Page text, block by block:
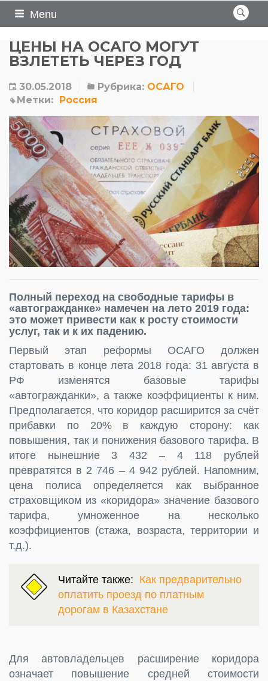
Menu
ЦЕНЫ НА ОСАГО МОГУТ
ВЗЛЕТЕТЬ ЧЕРЕЗ ГОД
30.05.2018 Рубрика: ОСАГО
Метки: Россия
Полный переход на свободные тарифы в
«автогражданке» намечен на лето 2019 года:
это может привести как к росту стоимости
услуг, так и к их падению.
Первый этап реформы ОСАГО должен
стартовать в конце лета 2018 года: 31 августа в
РФ изменятся базовые тарифы
«автогражданки», а также коэффициенты к ним.
Предполагается, что коридор расширится за счёт
прибавки по 20% в каждую сторону: как
повышения, так и понижения базового тарифа. В
итоге нынешние 3 432 – 4 118 рублей
превратятся в 2 746 – 4 942 рублей. Напомним,
цена полиса определяется как выбранное
страховщиком из «коридора» значение базового
тарифа, умноженное на несколько
коэффициентов (стажа, возраста, территории и
т.д.).
Читайте также: Как предварительно
оплатить проезд по платным
дорогам в Казахстане
Для автовладельцев расширение коридора
означает повышение средней стоимости